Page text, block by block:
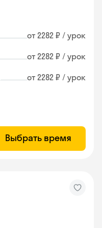
от 2282 ₽ / урок
от 2282 ₽ / урок
от 2282 ₽ / урок
Выбрать время